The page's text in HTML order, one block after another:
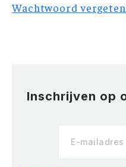
Wachtwoord
Inschrijven op